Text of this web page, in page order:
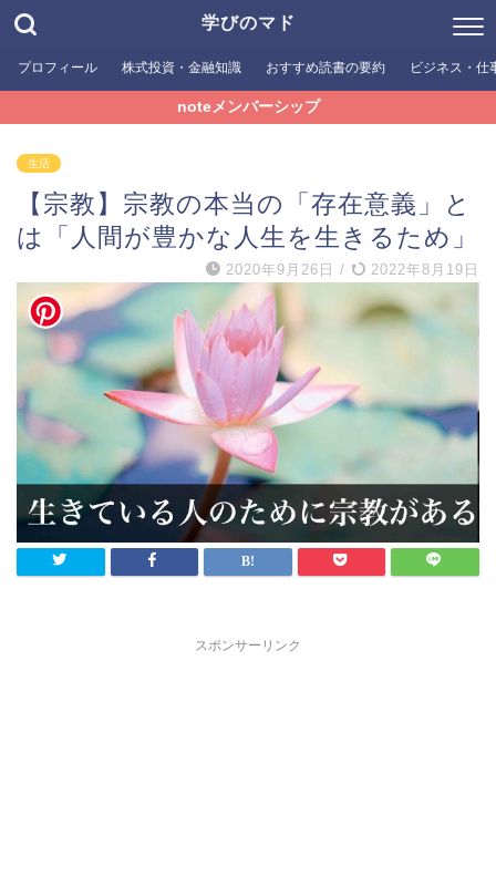
学びのマド
プロフィール 株式投資・金融知識 おすすめ読書の要約 ビジネス・仕
noteメンバーシップ
生活
【宗教】宗教の本当の「存在意義」と
は「人間が豊かな人生を生きるため」
2020年9月26日 / 2022年8月19日
スポンサーリンク